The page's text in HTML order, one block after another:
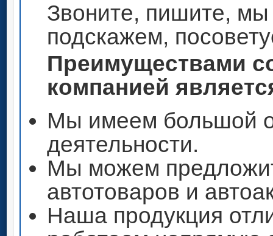
Звоните, пишите, мы
подскажем,
Преимуществами
компанией
Мы имеем большой
деятельности.
Мы можем
автотоваров и
Наша продукция